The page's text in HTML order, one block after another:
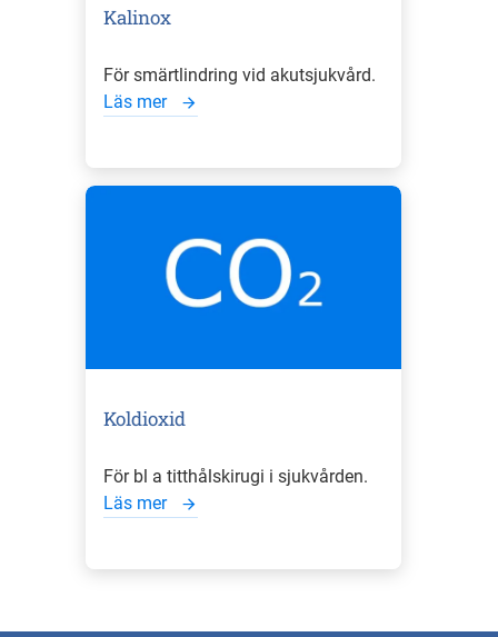
Kalinox
För smärtlindring vid akutsjukvård.
Läs mer
Koldioxid
För bl a titthålskirugi i sjukvården.
Läs mer